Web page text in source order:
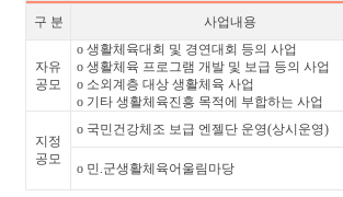
구 분 사업내용
자유
공모
o 생활체육대회 및 경연대회 등의 사업
o 생활체육 프로그램 개발 및 보급 등의 사업
o 소외계층 대상 생활체육 사업
o 기타 생활체육진흥 목적에 부합하는 사업
지정
공모
o 국민건강체조 보급 엔젤단 운영(상시운영)
o 민.군생활체육어울림마당